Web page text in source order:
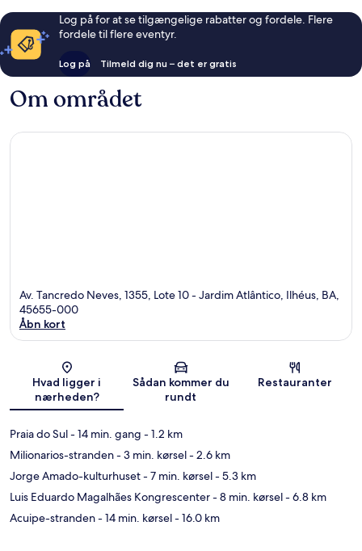
Log på for at se tilgængelige rabatter og fordele. Flere
fordele til flere eventyr.
Log på Tilmeld dig nu – det er gratis
Om området
Av. Tancredo Neves, 1355, Lote 10 - Jardim Atlântico, Ilhéus, BA,
45655-000
Åbn kort
Hvad ligger i
nærheden?
Sådan kommer du
rundt
Restauranter
Praia do Sul- 14 min. gang - 1.2 km
Milionarios-stranden- 3 min. kørsel- 2.6 km
Jorge Amado-kulturhuset- 7 min. kørsel- 5.3 km
Luis Eduardo Magalhães Kongrescenter- 8 min. kørsel- 6.8 km
Acuipe-stranden- 14 min. kørsel- 16.0 km